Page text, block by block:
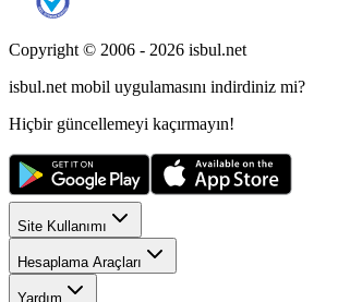
Copyright © 2006 - 2026 isbul.net
isbul.net mobil uygulamasını indirdiniz mi?
Hiçbir güncellemeyi kaçırmayın!
Site Kullanımı
Hesaplama Araçları
Yardım